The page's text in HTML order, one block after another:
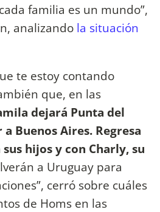
familia es un mundo”,
analizando la situación
te estoy contando
que, en las
dejará Punta del
Buenos Aires. Regresa
hijos y con Charly, su
a Uruguay para
cerró sobre cuáles
de Homs en las